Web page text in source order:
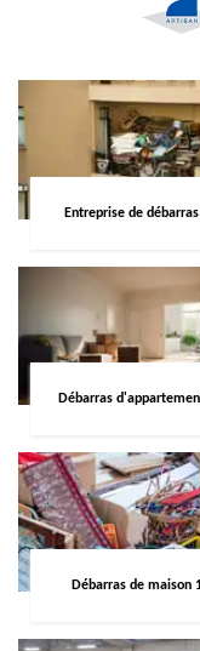
Entreprise de
Débarras
Débarras de maison